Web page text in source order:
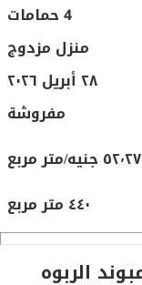
4 حمامات
منزل مزدوج
٢٨ أبريل ٢٠٢٦
مفروشة
جنيه/متر مربع
٤٤٠ متر مربع
الربوه